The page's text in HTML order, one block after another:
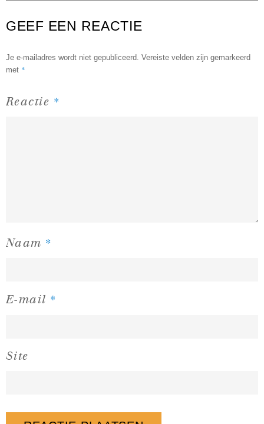
GEEF EEN REACTIE
Je e-mailadres wordt niet gepubliceerd. Vereiste velden zijn gemarkeerd
met *
Reactie *
Naam *
E-mail *
Site